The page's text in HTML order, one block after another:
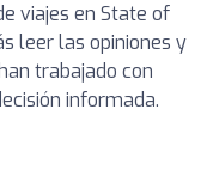
viajes en State of
leer las opiniones y
trabajado con
informada.